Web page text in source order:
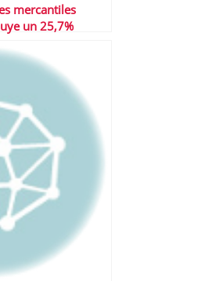
mercantiles
un 25,7%